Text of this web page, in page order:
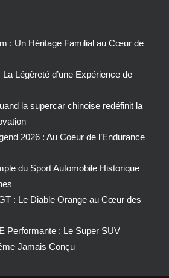
: Un Héritage Familial au Cœur de
Légèreté d’une Expérience de
la supercar chinoise redéfinit la
2026 : Au Coeur de l’Endurance
du Sport Automobile Historique
: Le Diable Orange au Cœur des
Performante : Le Super SUV
Jamais Conçu